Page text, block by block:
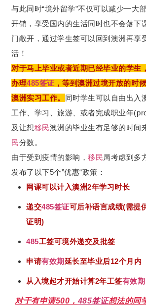
与此同时“境外留学”不仅可以减少一大
开销，享受国内的生活同时也不会落下
门敞开，通过学生签可以回到澳洲再享
活！
对于马上毕业或者近期已经毕业的学生
办理485签证 ，等到澳洲过境开放的时
澳洲实习工作。 同时学生可以自由出入
工作、学习、旅游、或者完成职业年
及让想移民澳洲的毕业生有足够的时间
民分数。
由于受到疫情的影响，移民局考虑到多
发布了以下5个”优惠“政策：
网课可以计入澳洲2年学习时长
递交485签证可后补语言成绩(需提
证明)
485工签可境外递交及批签
申请有效期延长至毕业后12个月内
从入境起才开始计算2年工签有效期
对于有申请500，485签证想法的同